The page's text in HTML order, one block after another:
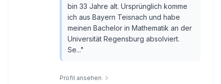
bin 33 Jahre alt. Ursprünglich komme
ich aus Bayern Teisnach und habe
meinen Bachelor in Mathematik an der
Universität Regensburg absolviert.
Se..."
Profil ansehen